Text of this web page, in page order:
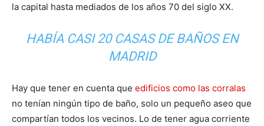
la capital hasta mediados de los años 70 del siglo XX.
HABÍA CASI 20 CASAS DE BAÑOS EN
MADRID
Hay que tener en cuenta que edificios como las corralas
no tenían ningún tipo de baño, solo un pequeño aseo que
compartían todos los vecinos. Lo de tener agua corriente